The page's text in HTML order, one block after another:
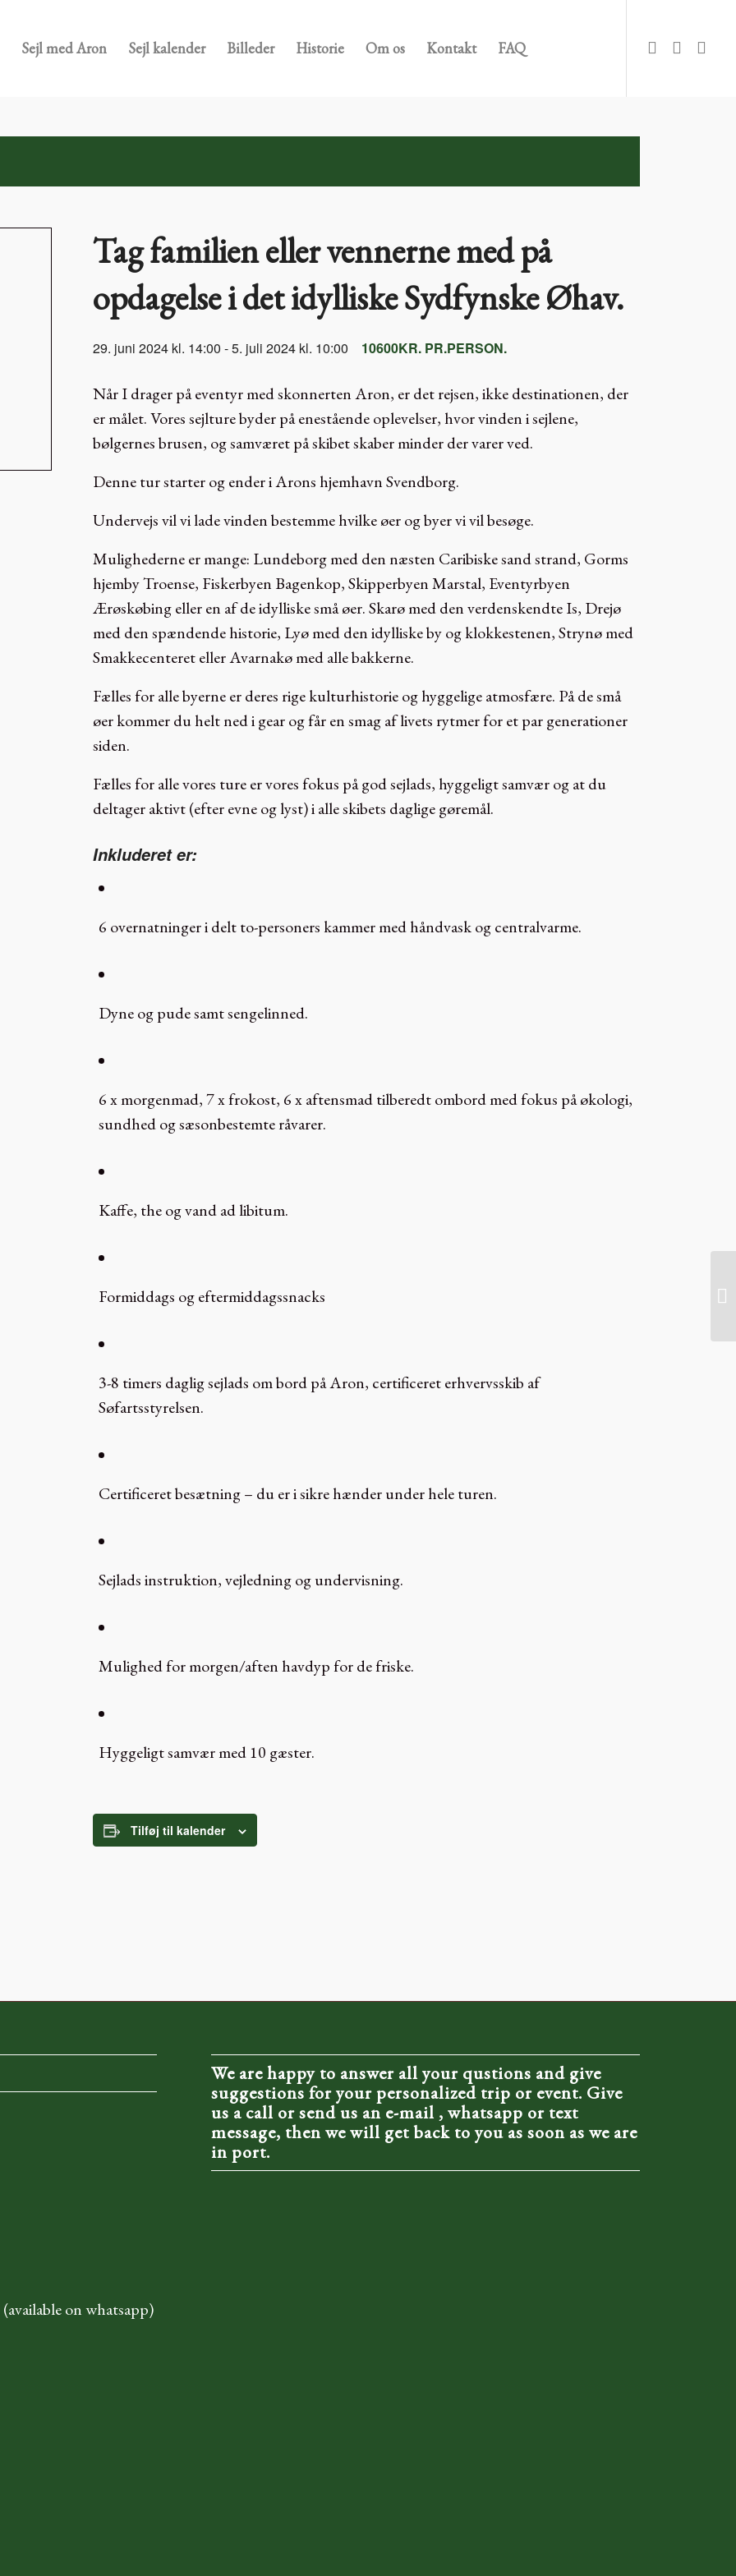
Sejl med Aron Sejl kalender Billeder Historie Om os Kontakt FAQ
Tag familien eller vennerne med på
opdagelse i det idylliske Sydfynske Øhav.
29. juni 2024 kl. 14:00 -5. juli 2024 kl. 10:00 10600KR. PR.PERSON.
Når I drager på eventyr med skonnerten Aron, er det rejsen, ikke destinationen, der
er målet. Vores sejlture byder på enestående oplevelser, hvor vinden i sejlene,
bølgernes brusen, og samværet på skibet skaber minder der varer ved.
Denne tur starter og ender i Arons hjemhavn Svendborg.
Undervejs vil vi lade vinden bestemme hvilke øer og byer vi vil besøge.
Mulighederne er mange: Lundeborg med den næsten Caribiske sand strand, Gorms
hjemby Troense, Fiskerbyen Bagenkop, Skipperbyen Marstal, Eventyrbyen
Ærøskøbing eller en af de idylliske små øer. Skarø med den verdenskendte Is, Drejø
med den spændende historie, Lyø med den idylliske by og klokkestenen, Strynø med
Smakkecenteret eller Avarnakø med alle bakkerne.
Fælles for alle byerne er deres rige kulturhistorie og hyggelige atmosfære. På de små
øer kommer du helt ned i gear og får en smag af livets rytmer for et par generationer
siden.
Fælles for alle vores ture er vores fokus på god sejlads, hyggeligt samvær og at du
deltager aktivt (efter evne og lyst) i alle skibets daglige gøremål.
Inkluderet er:
6 overnatninger i delt to-personers kammer med håndvask og centralvarme.
Dyne og pude samt sengelinned.
6 x morgenmad, 7 x frokost, 6 x aftensmad tilberedt ombord med fokus på økologi,
sundhed og sæsonbestemte råvarer.
Kaffe, the og vand ad libitum.
Formiddags og eftermiddagssnacks
3-8 timers daglig sejlads om bord på Aron, certificeret erhvervsskib af
Søfartsstyrelsen.
Certificeret besætning – du er i sikre hænder under hele turen.
Sejlads instruktion, vejledning og undervisning.
Mulighed for morgen/aften havdyp for de friske.
Hyggeligt samvær med 10 gæster.
Tilføj til kalender
on whatsapp)
We are happy to answer all your qustions and give
suggestions for your personalized trip or event. Give
us a call or send us an e-mail , whatsapp or text
message, then we will get back to you as soon as we are
in port.